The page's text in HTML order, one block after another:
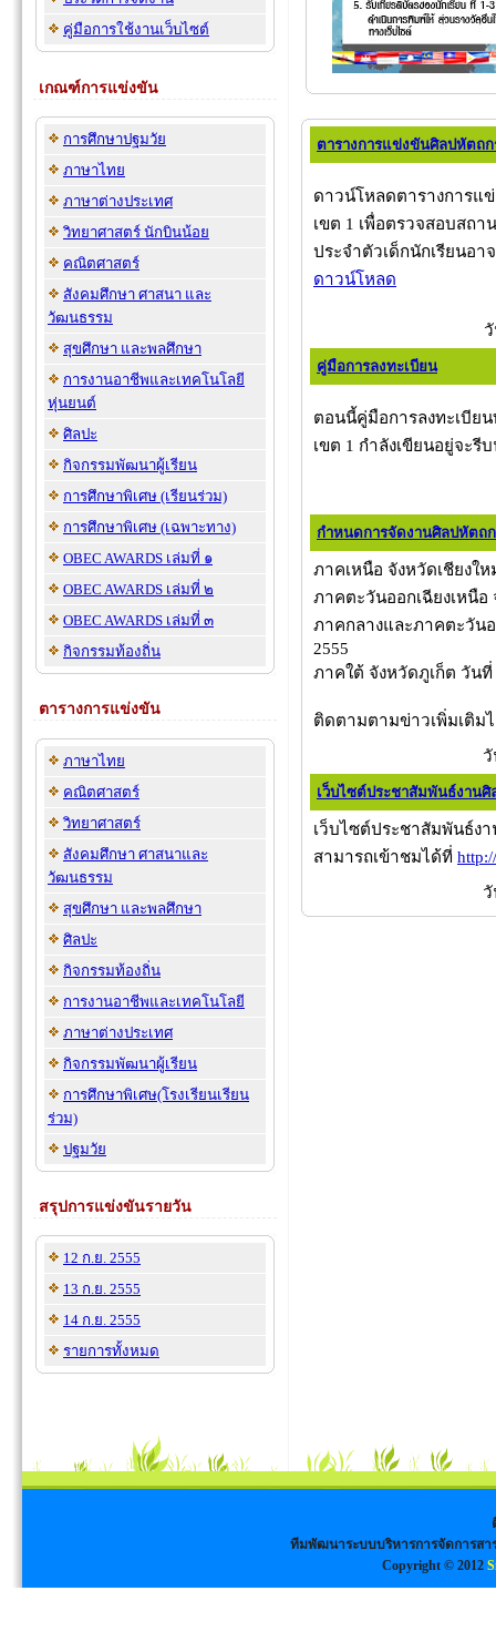
คู่มือการใช้งานเว็บไซต์
เกณฑ์การแข่งขัน
การศึกษาปฐมวัย
ภาษาไทย
ภาษาต่างประเทศ
วิทยาศาสตร์ นักบินน้อย
คณิตศาสตร์
สังคมศึกษา ศาสนา และ
วัฒนธรรม
สุขศึกษา และพลศึกษา
การงานอาชีพและเทคโนโลยี
หุ่นยนต์
ศิลปะ
กิจกรรมพัฒนาผู้เรียน
การศึกษาพิเศษ (เรียนร่วม)
การศึกษาพิเศษ (เฉพาะทาง)
OBEC AWARDS เล่มที่ ๑
OBEC AWARDS เล่มที่ ๒
OBEC AWARDS เล่มที่ ๓
กิจกรรมท้องถิ่น
ตารางการแข่งขัน
ภาษาไทย
คณิตศาสตร์
วิทยาศาสตร์
สังคมศึกษา ศาสนาและ
วัฒนธรรม
สุขศึกษา และพลศึกษา
ศิลปะ
กิจกรรมท้องถิ่น
การงานอาชีพและเทคโนโลยี
ภาษาต่างประเทศ
กิจกรรมพัฒนาผู้เรียน
การศึกษาพิเศษ(โรงเรียนเรียน
ร่วม)
ปฐมวัย
สรุปการแข่งขันรายวัน
12 ก.ย. 2555
13 ก.ย. 2555
14 ก.ย. 2555
รายการทั้งหมด
ตารางการแข่งขันศิลปหัตถ
ดาวน์โหลดตารางการแ
เขต 1 เพื่อตรวจสอบสถ
ประจำตัวเด็กนักเรียนอ
ดาวน์โหลด
คู่มือการลงทะเบียน
ตอนนี้คู่มือการลงทะเบีย
เขต 1 กำลังเขียนอยู่จะรี
กำหนดการจัดงานศิลปหัตถ
ภาคเหนือ จังหวัดเชียงใ
ภาคตะวันออกเฉียงเหนื
ภาคกลางและภาคตะวัน
2555
ภาคใต้ จังหวัดภูเก็ต วัน
ติดตามตามข่าวเพิ่มเติม
เว็บไซต์ประชาสัมพันธ์งาน
เว็บไซต์ประชาสัมพันธ์ง
สามารถเข้าชมได้ที่
ทีมพัฒนาระบบบริหารการจัดการส
Copyright © 2012